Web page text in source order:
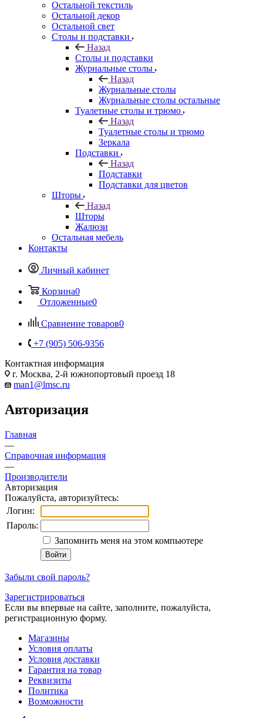
Остальной текстиль
Остальной декор
Остальной свет
Столы и подставки
Назад
Столы и подставки
Журнальные столы
Назад
Журнальные столы
Журнальные столы остальные
Туалетные столы и трюмо
Назад
Туалетные столы и трюмо
Зеркала
Подставки
Назад
Подставки
Подставки для цветов
Шторы
Назад
Шторы
Жалюзи
Остальная мебель
Контакты
Личный кабинет
Корзина0
Отложенные0
Сравнение товаров0
+7 (905) 506-9356
Контактная информация
г. Москва, 2-й южнопортовый проезд 18
man1@lmsc.ru
Авторизация
Главная
—
Справочная информация
—
Производители
Авторизация
Пожалуйста, авторизуйтесь:
Логин:
Пароль:
Запомнить меня на этом компьютере
Забыли свой пароль?
Зарегистрироваться
Если вы впервые на сайте, заполните, пожалуйста,
регистрационную форму.
Магазины
Условия оплаты
Условия доставки
Гарантия на товар
Реквизиты
Политика
Возможности